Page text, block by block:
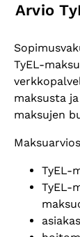
Arvio
TyEL-
maksusta
maksujen
TyEL-
TyEL-